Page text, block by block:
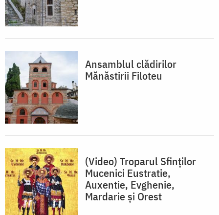
Ansamblul clădirilor
Mănăstirii Filoteu
(Video) Troparul Sfinților
Mucenici Eustratie,
Auxentie, Evghenie,
Mardarie și Orest